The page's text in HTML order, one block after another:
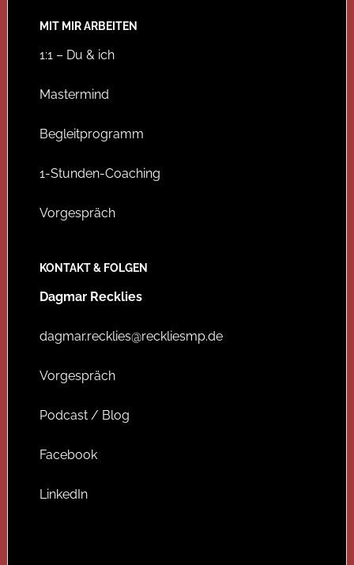
MIT MIR ARBEITEN
1:1 – Du & ich
Mastermind
Begleitprogramm
1-Stunden-Coaching
Vorgespräch
KONTAKT & FOLGEN
Dagmar Recklies
dagmar.recklies@reckliesmp.de
Vorgespräch
Podcast / Blog
Facebook
LinkedIn